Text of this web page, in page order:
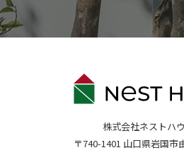
株式会社ネストハ
〒740-1401 山口県岩国市